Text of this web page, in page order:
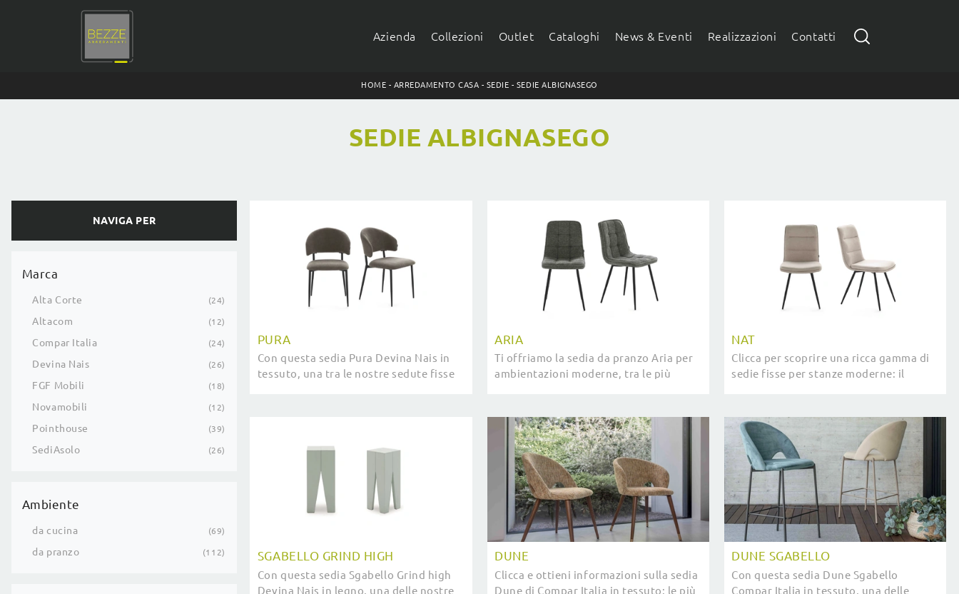
Azienda Collezioni Outlet Cataloghi News & Eventi Realizzazioni Contatti
HOME - ARREDAMENTO CASA - SEDIE - SEDIE ALBIGNASEGO
SEDIE ALBIGNASEGO
NAVIGA PER
Marca
Alta Corte 24
Altacom 12
Compar Italia 24
Devina Nais 26
FGF Mobili 18
Novamobili 12
Pointhouse 39
SediAsolo 26
Ambiente
da cucina 69
da pranzo 112
PURA
Con questa sedia Pura Devina Nais in
tessuto, una tra le nostre sedute fisse
ARIA
Ti offriamo la sedia da pranzo Aria per
ambientazioni moderne, tra le più
NAT
Clicca per scoprire una ricca gamma di
sedie fisse per stanze moderne: il
SGABELLO GRIND HIGH
Con questa sedia Sgabello Grind high
Devina Nais in legno, una delle nostre
DUNE
Clicca e ottieni informazioni sulla sedia
Dune di Compar Italia in tessuto: le più
DUNE SGABELLO
Con questa sedia Dune Sgabello
Compar Italia in tessuto, una delle